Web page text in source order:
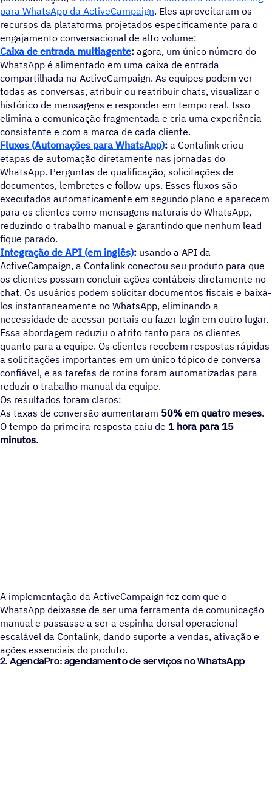
para WhatsApp da ActiveCampaign. Eles aproveitaram os
recursos da plataforma projetados especificamente para o
engajamento conversacional de alto volume:
Caixa de entrada multiagente: agora, um único número do
WhatsApp é alimentado em uma caixa de entrada
compartilhada na ActiveCampaign. As equipes podem ver
todas as conversas, atribuir ou reatribuir chats, visualizar o
histórico de mensagens e responder em tempo real. Isso
elimina a comunicação fragmentada e cria uma experiência
consistente e com a marca de cada cliente.
Fluxos (Automações para WhatsApp): a Contalink criou
etapas de automação diretamente nas jornadas do
WhatsApp. Perguntas de qualificação, solicitações de
documentos, lembretes e follow-ups. Esses fluxos são
executados automaticamente em segundo plano e aparecem
para os clientes como mensagens naturais do WhatsApp,
reduzindo o trabalho manual e garantindo que nenhum lead
fique parado.
Integração de API (em inglês): usando a API da
ActiveCampaign, a Contalink conectou seu produto para que
os clientes possam concluir ações contábeis diretamente no
chat. Os usuários podem solicitar documentos fiscais e baixá-
los instantaneamente no WhatsApp, eliminando a
necessidade de acessar portais ou fazer login em outro lugar.
Essa abordagem reduziu o atrito tanto para os clientes
quanto para a equipe. Os clientes recebem respostas rápidas
a solicitações importantes em um único tópico de conversa
confiável, e as tarefas de rotina foram automatizadas para
reduzir o trabalho manual da equipe.
Os resultados foram claros:
As taxas de conversão aumentaram 50% em quatro meses.
O tempo da primeira resposta caiu de 1 hora para 15
minutos.
A implementação da ActiveCampaign fez com que o
WhatsApp deixasse de ser uma ferramenta de comunicação
manual e passasse a ser a espinha dorsal operacional
escalável da Contalink, dando suporte a vendas, ativação e
ações essenciais do produto.
2. AgendaPro: agendamento de serviços no WhatsApp